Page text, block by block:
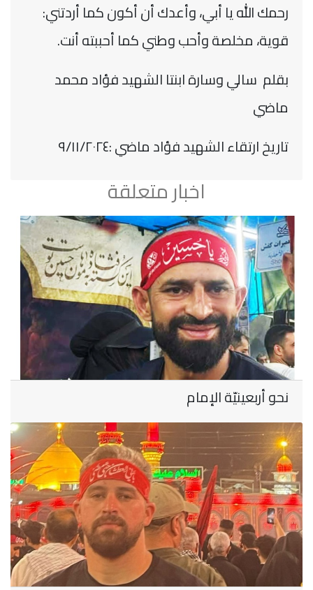
رحمك الله يا أبي، وأعدك أن أكون كما أردتني:
قوية، مخلصة وأحب وطني كما أحببته أنت.
بقلم سالي وسارة ابنتا الشهيد فؤاد محمد
ماضي
تاريخ ارتقاء الشهيد فؤاد ماضي :٩/١١/٢٠٢٤
اخبار متعلقة
نحو أربعينيّة الإمام